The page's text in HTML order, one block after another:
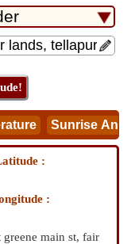
:
:
greene main st, fair